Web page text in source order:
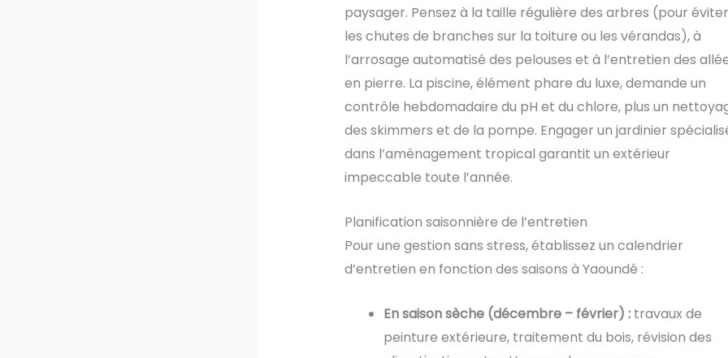
paysager. Pensez à la taille régulière des arbres (pour éviter
les chutes de branches sur la toiture ou les vérandas), à
l’arrosage automatisé des pelouses et à l’entretien des
en pierre. La piscine, élément phare du luxe, demande un
contrôle hebdomadaire du pH et du chlore, plus un
des skimmers et de la pompe. Engager un jardinier
dans l’aménagement tropical garantit un extérieur
impeccable toute l’année.
Planification saisonnière de l’entretien
Pour une gestion sans stress, établissez un calendrier
d’entretien en fonction des saisons à Yaoundé :
En saison sèche (décembre – février) :travaux de
peinture extérieure, traitement du bois, révision des